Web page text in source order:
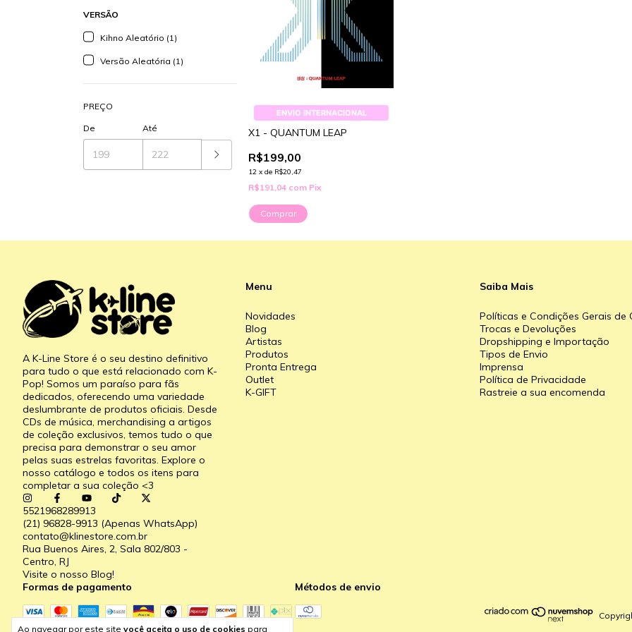
Ao navegar por este site você aceita o uso de cookies para
VERSÃO
Kihno Aleatório (1)
Versão Aleatória (1)
PREÇO
De Até
ENVIO INTERNACIONAL
X1 - QUANTUM LEAP
R$199,00
12 xde R$20,47
R$191,04 com Pix
Comprar
A K-Line Store é o seu destino definitivo
para tudo o que está relacionado com K-
Pop! Somos um paraíso para fãs
dedicados, oferecendo uma variedade
deslumbrante de produtos oficiais. Desde
CDs de música, merchandising a artigos
de coleção exclusivos, temos tudo o que
precisa para demonstrar o seu amor
pelas suas estrelas favoritas. Explore o
nosso catálogo e todos os itens para
completar a sua coleção <3
5521968289913
(21) 96828-9913 (Apenas WhatsApp)
contato@klinestore.com.br
Rua Buenos Aires, 2, Sala 802/803 -
Centro, RJ
Visite o nosso Blog!
Menu
Novidades
Blog
Artistas
Produtos
Pronta Entrega
Outlet
K-GIFT
Saiba Mais
Políticas e Condições Gerais de
Trocas e Devoluções
Dropshipping e Importação
Tipos de Envio
Imprensa
Política de Privacidade
Rastreie a sua encomenda
Formas de pagamento Métodos de envio